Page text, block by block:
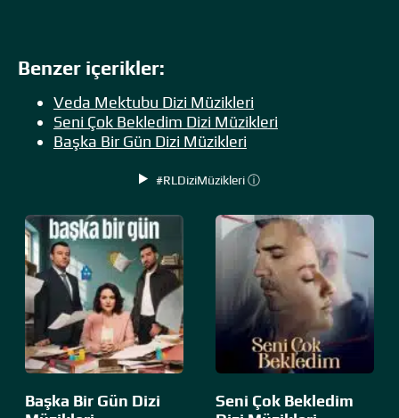
Benzer içerikler:
Veda Mektubu Dizi Müzikleri
Seni Çok Bekledim Dizi Müzikleri
Başka Bir Gün Dizi Müzikleri
#RLDiziMüzikleri ⓘ
Başka Bir Gün Dizi
Seni Çok Bekledim